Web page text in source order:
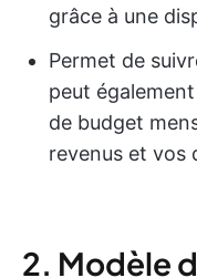
grâce à une
Permet de
peut
de budget
revenus et vos
2. Modèle